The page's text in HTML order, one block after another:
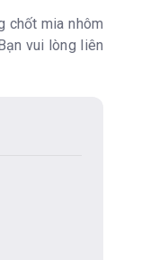
chốt mia nhôm
vui lòng liên